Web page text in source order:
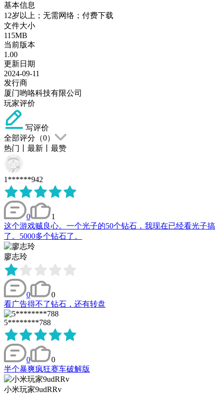
基本信息
12岁以上；无需网络；付费下载
文件大小
115MB
当前版本
1.00
更新日期
2024-09-11
发行商
厦门哟咯科技有限公司
玩家评价
写评价
全部评分（0）
热门
最新 最赞
1******942
0
1
这个游戏贼良心。一个光子的50个钻石，我现在已经看光子搞
了。5000多个钻石了。
廖志玲
0
0
看广告得不了钻石，还有转盘
5********788
0
0
半个暴爽疯狂赛车破解版
小米玩家9udRRv